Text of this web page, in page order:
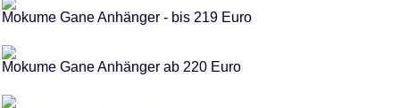
Mokume Gane Anhänger - bis 219 Euro
Mokume Gane Anhänger ab 220 Euro